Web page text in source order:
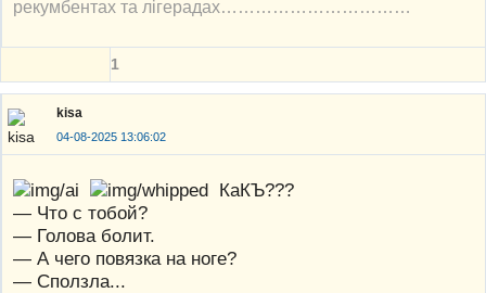
рекумбентах та лігерадах……………………………
1
kisa
04-08-2025 13:06:02
КаКЪ???
— Что с тобой?
— Голова болит.
— А чего повязка на ноге?
— Сползла...